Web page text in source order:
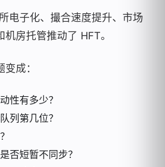
电子化、撮合速度提升、市场
房托管推动了 HFT。
成：
性有多少？
列第几位？
否短暂不同步？